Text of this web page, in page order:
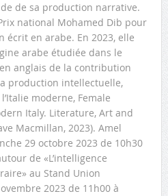
de sa production narrative.
national Mohamed Dib pour
en arabe. En 2023, elle
arabe étudiée dans le
anglais de la contribution
production intellectuelle,
moderne, Female
Italy. Literature, Art and
Macmillan, 2023). Amel
29 octobre 2023 de 10h30
de «L’intelligence
au Stand Union
2023 de 11h00 à